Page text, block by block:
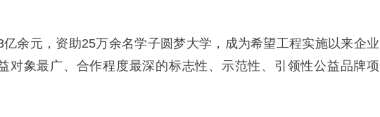
余元，资助25万余名学子圆梦大学，成为希望工程实施以来企业
对象最广、合作程度最深的标志性、示范性、引领性公益品牌项